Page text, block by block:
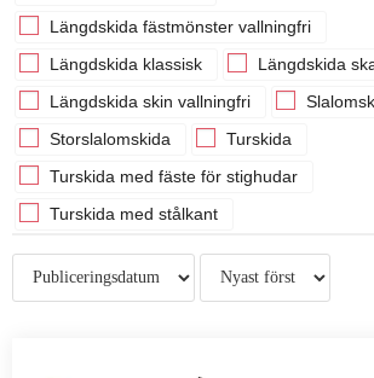
Längdskida fästmönster vallningfri
Längdskida klassisk
Längdskida
Längdskida skin vallningfri
Storslalomskida
Turskida
Turskida med fäste för stighudar
Turskida med stålkant